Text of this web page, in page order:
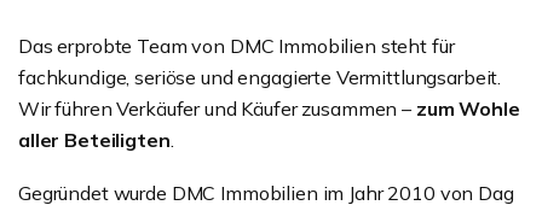
Das erprobte Team von DMC Immobilien steht für
fachkundige, seriöse und engagierte Vermittlungsarbeit.
Wir führen Verkäufer und Käufer zusammen – zum Wohle
aller Beteiligten.
Gegründet wurde DMC Immobilien im Jahr 2010 von Dag